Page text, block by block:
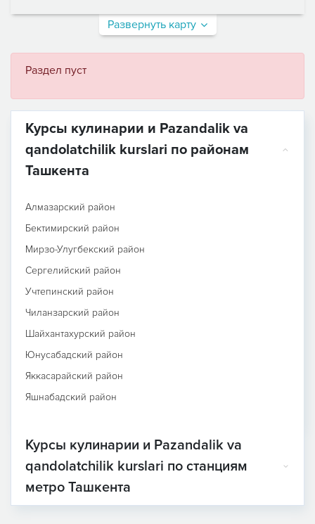
Развернуть карту
Раздел пуст
Курсы кулинарии и Pazandalik va
qandolatchilik kurslari по районам
Ташкента
Алмазарский район
Бектимирский район
Мирзо-Улугбекский район
Сергелийский район
Учтепинский район
Чиланзарский район
Шайхантахурский район
Юнусабадский район
Яккасарайский район
Яшнабадский район
Курсы кулинарии и Pazandalik va
qandolatchilik kurslari по станциям
метро Ташкента